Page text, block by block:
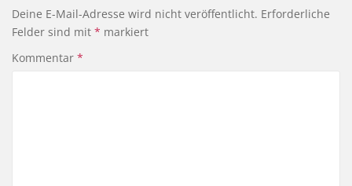
Deine E-Mail-Adresse wird nicht veröffentlicht. Erforderliche
Felder sind mit * markiert
Kommentar *